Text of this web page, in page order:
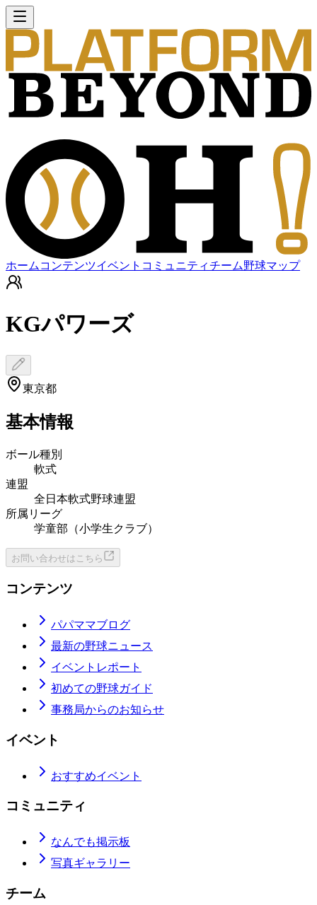
ホーム コンテンツイベント コミュニティチーム野球マップ
KGパワーズ
東京都
基本情報
ボール種別
軟式
連盟
全日本軟式野球連盟
所属リーグ
学童部（小学生クラブ）
お問い合わせはこちら
コンテンツ
パパママブログ
最新の野球ニュース
イベントレポート
初めての野球ガイド
事務局からのお知らせ
イベント
おすすめイベント
コミュニティ
なんでも掲示板
写真ギャラリー
チーム